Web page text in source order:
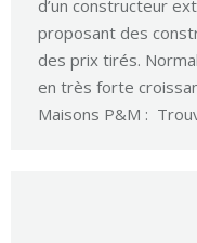
d’un constructeur
proposant des
des prix tirés.
en très forte
Maisons P&M :